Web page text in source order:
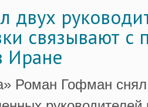
двух
связывают с
Иране
Роман Гофман снял